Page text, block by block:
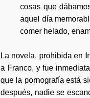
cosas que
aquel día
comer helado,
La novela, prohibida en
a Franco, y fue
que la pornografía está
después, nadie se